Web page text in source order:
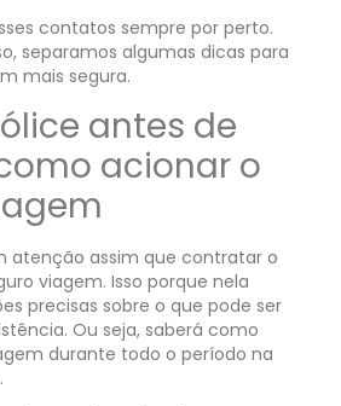
contatos sempre por perto.
separamos algumas dicas para
mais segura.
antes de
acionar o
atenção assim que contratar o
viagem. Isso porque nela
precisas sobre o que pode ser
Ou seja, saberá como
durante todo o período na